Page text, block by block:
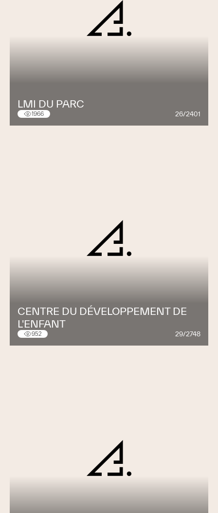
LMI DU PARC
1966 26/2401
CENTRE DU DÉVELOPPEMENT DE
L'ENFANT
952 29/2748